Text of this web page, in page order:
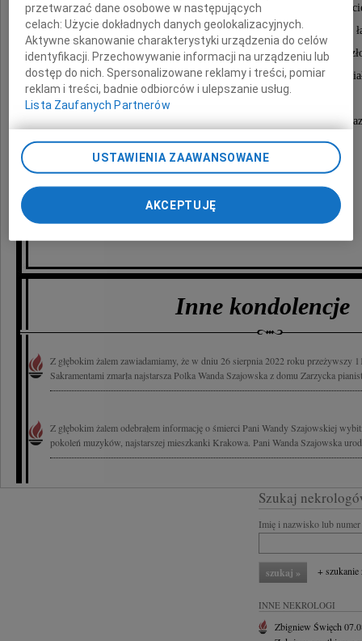
Pamiętać też będę, jak bardzo przeżywała
Śp. Bogusława Kaczyńskiego, tego radiowego dla Niej
ze światem opery i muzyki, ale - ponad wszystko -
wielkiej kultury osobistej, którego wprost
i którego audycji wiernie słuchała.
Tych i wielu innych epizodów okresu naszej przyjaźni będzie mi
ogromnie brakowało.
Stefan Liban
Inne kondolencje
Z głębokim żalem zawiadamiamy, że w dniu 26 sierpnia 2022 roku przeżywszy
Sakramentami zmarła najstarsza Polka Wanda Szajowska z domu Zarzycka
Z głębokim żalem odebrałem informację o śmierci Pani Wandy Szajowskiej
pokoleń muzyków, najstarszej mieszkanki Krakowa. Pani Wanda Szajowska
Szukaj
Imię i nazwisko lub numer
+ szukanie
INNE NEKROLOGI
Zbigniew Święch
przetwarzać dane osobowe w następujących
celach:Użycie dokładnych danych geolokalizacyjnych.
Aktywne skanowanie charakterystyki urządzenia do celów
identyfikacji. Przechowywanie informacji na urządzeniu lub
dostęp do nich. Spersonalizowane reklamy i treści, pomiar
reklam i treści, badnie odbiorców i ulepszanie usług.
Lista Zaufanych Partnerów
USTAWIENIA ZAAWANSOWANE
AKCEPTUJĘ